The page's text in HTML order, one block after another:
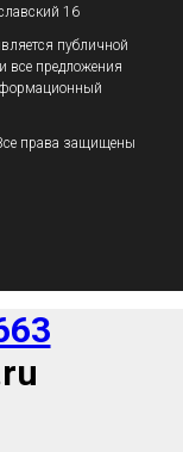
16
публичной
все предложения
права защищены